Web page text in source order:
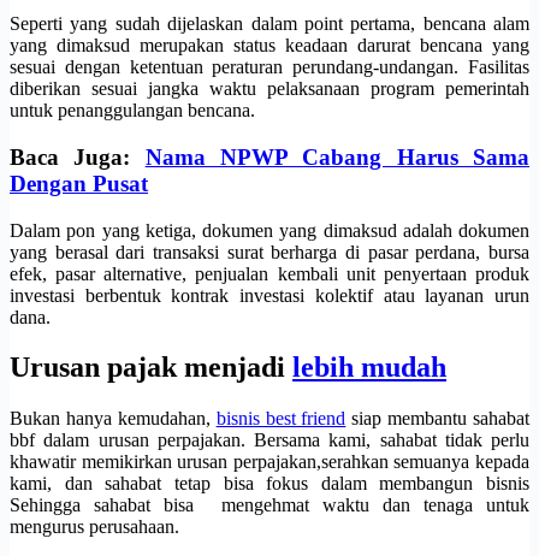
Seperti yang sudah dijelaskan dalam point pertama, bencana alam
yang dimaksud merupakan status keadaan darurat bencana yang
sesuai dengan ketentuan peraturan perundang-undangan. Fasilitas
diberikan sesuai jangka waktu pelaksanaan program pemerintah
untuk penanggulangan bencana.
Baca Juga: Nama NPWP Cabang Harus Sama
Dengan Pusat
Dalam pon yang ketiga, dokumen yang dimaksud adalah dokumen
yang berasal dari transaksi surat berharga di pasar perdana, bursa
efek, pasar alternative, penjualan kembali unit penyertaan produk
investasi berbentuk kontrak investasi kolektif atau layanan urun
dana.
Urusan pajak menjadi lebih mudah
Bukan hanya kemudahan, bisnis best friend siap membantu sahabat
bbf dalam urusan perpajakan. Bersama kami, sahabat tidak perlu
khawatir memikirkan urusan perpajakan,serahkan semuanya kepada
kami, dan sahabat tetap bisa fokus dalam membangun bisnis
Sehingga sahabat bisa mengehmat waktu dan tenaga untuk
mengurus perusahaan.